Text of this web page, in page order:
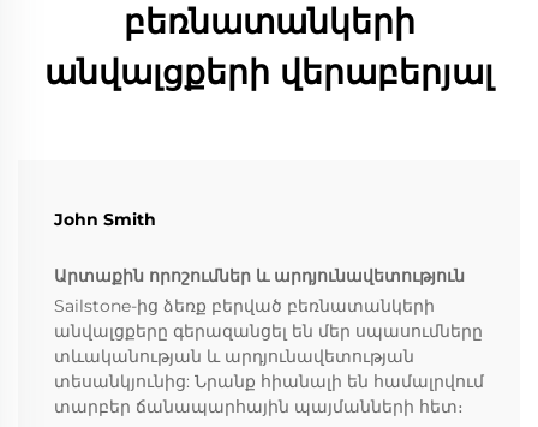
բեռնատանկերի
անվալցքերի վերաբերյալ
John Smith
Արտաքին որոշումներ և արդյունավետություն
Sailstone-ից ձեռք բերված բեռնատանկերի
անվալցքերը գերազանցել են մեր սպասումները
տևականության և արդյունավետության
տեսանկյունից: Նրանք հիանալի են համալրվում
տարբեր ճանապարհային պայմանների հետ։